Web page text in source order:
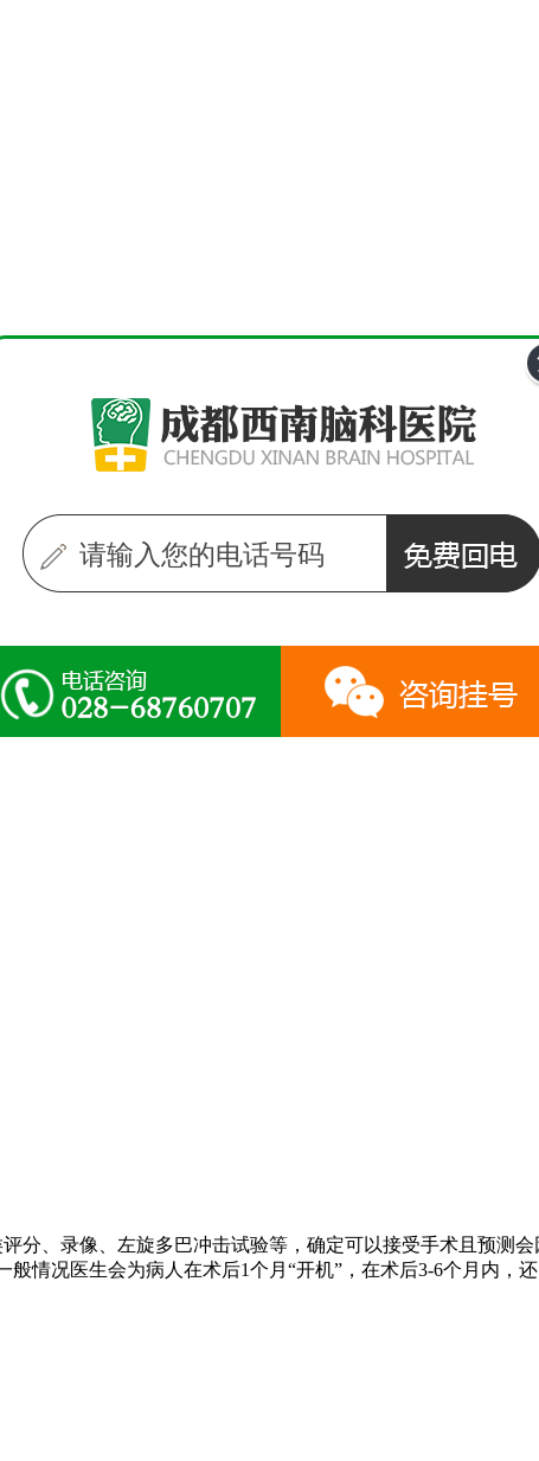
分、录像、左旋多巴冲击试验等，确定可以接受手术且预测
情况医生会为病人在术后1个月“开机”，在术后3-6个月内，还